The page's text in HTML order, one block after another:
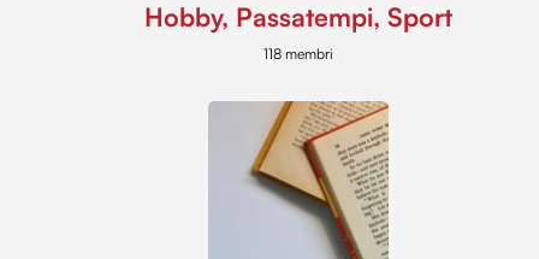
Hobby, Passatempi, Sport
118 membri